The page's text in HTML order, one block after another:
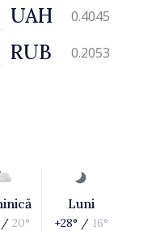
UAH 0.4045
RUB 0.2053
/ 20°
Luni
+28° / 16°